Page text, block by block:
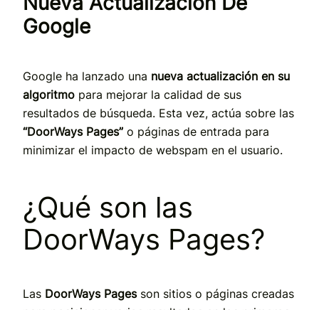
Google
Google ha lanzado una nueva actualización en su
algoritmo para mejorar la calidad de sus
resultados de búsqueda. Esta vez, actúa sobre las
“DoorWays Pages” o páginas de entrada para
minimizar el impacto de webspam en el usuario.
¿Qué son las
DoorWays Pages?
Las DoorWays Pagesson sitios o páginas creadas